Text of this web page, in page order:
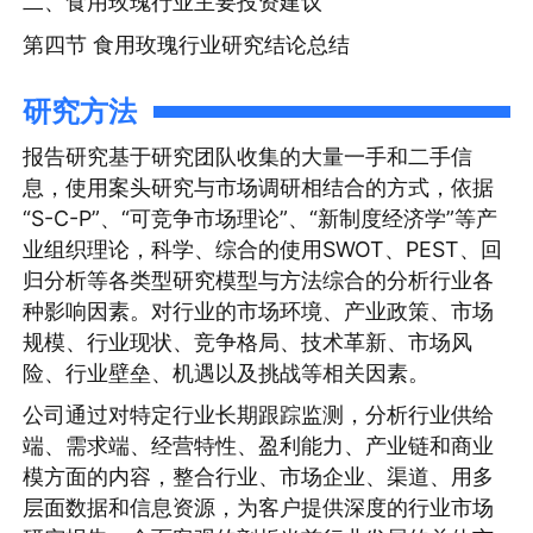
第四节 食用玫瑰行业研究结论总结
研究方法
报告研究基于研究团队收集的大量一手和二手信
息，使用案头研究与市场调研相结合的方式，依据
“S-C-P”、“可竞争市场理论”、“新制度经济学”等产
业组织理论，科学、综合的使用SWOT、PEST、回
归分析等各类型研究模型与方法综合的分析行业各
种影响因素。对行业的市场环境、产业政策、市场
规模、行业现状、竞争格局、技术革新、市场风
险、行业壁垒、机遇以及挑战等相关因素。
公司通过对特定行业长期跟踪监测，分析行业供给
端、需求端、经营特性、盈利能力、产业链和商业
模方面的内容，整合行业、市场企业、渠道、用多
层面数据和信息资源，为客户提供深度的行业市场